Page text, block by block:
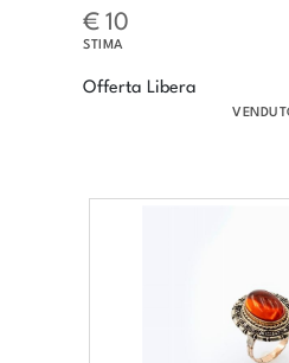
€ 10
STIMA
Offerta Libera